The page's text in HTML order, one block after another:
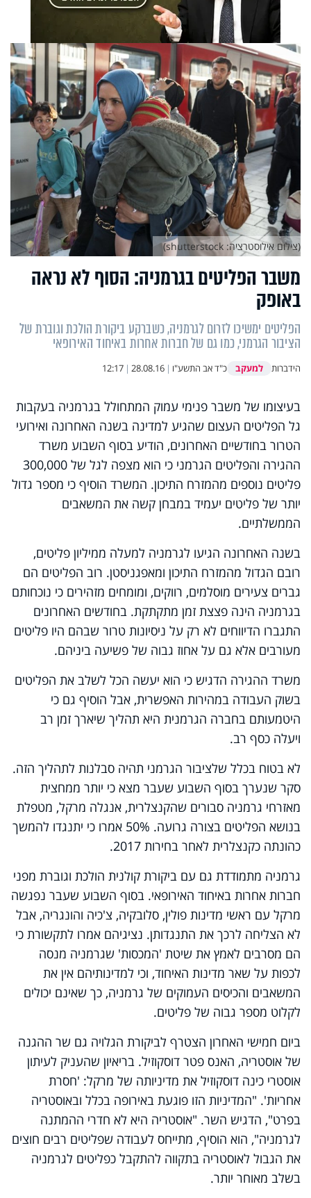
משבר הפליטים בגרמניה: הסוף לא נראה
באופק
הפליטים ימשיכו לזרום לגרמניה, כשברקע ביקורת הולכת וגוברת של
הציבור הגרמני, כמו גם של חברות אחרות באיחוד האירופאי
הידברות למעקב כ"ד אב התשע"ו |
28.08.16
|
12:17
(צילום אילוסטרציה: shutterstock)
בעיצומו של משבר פנימי עמוק המתחולל בגרמניה בעקבות
גל הפליטים העצום שהגיע למדינה בשנה האחרונה ואירועי
הטרור בחודשיים האחרונים, הודיע בסוף השבוע משרד
ההגירה והפליטים הגרמני כי הוא מצפה לגל של 300,000
פליטים נוספים מהמזרח התיכון. המשרד הוסיף כי מספר גדול
יותר של פליטים יעמיד במבחן קשה את המשאבים
הממשלתיים.
בשנה האחרונה הגיעו לגרמניה למעלה ממיליון פליטים,
רובם הגדול מהמזרח התיכון ומאפגניסטן. רוב הפליטים הם
גברים צעירים מוסלמים, רווקים, ומומחים מזהירים כי נוכחותם
בגרמניה הינה פצצת זמן מתקתקת. בחודשים האחרונים
התגברו הדיווחים לא רק על ניסיונות טרור שבהם היו פליטים
מעורבים אלא גם על אחוז גבוה של פשיעה ביניהם.
משרד ההגירה הדגיש כי הוא יעשה הכל לשלב את הפליטים
בשוק העבודה במהירות האפשרית, אבל הוסיף גם כי
היטמעותם בחברה הגרמנית היא תהליך שיארך זמן רב
ויעלה כסף רב.
לא בטוח בכלל שלציבור הגרמני תהיה סבלנות לתהליך הזה.
סקר שנערך בסוף השבוע שעבר מצא כי יותר ממחצית
מאזרחי גרמניה סבורים שהקנצלרית, אנגלה מרקל, מטפלת
בנושא הפליטים בצורה גרועה. 50% אמרו כי יתנגדו להמשך
כהונתה כקנצלרית לאחר בחירות 2017.
גרמניה מתמודדת גם עם ביקורת קולנית הולכת וגוברת מפני
חברות אחרות באיחוד האירופאי. בסוף השבוע שעבר נפגשה
מרקל עם ראשי מדינות פולין, סלובקיה, צ'כיה והונגריה, אבל
לא הצליחה לרכך את התנגדותן. נציגיהם אמרו לתקשורת כי
הם מסרבים לאמץ את שיטת 'המכסות' שגרמניה מנסה
לכפות על שאר מדינות האיחוד, וכי למדינותיהם אין את
המשאבים והכיסים העמוקים של גרמניה, כך שאינם יכולים
לקלוט מספר גבוה של פליטים.
ביום חמישי האחרון הצטרף לביקורת הגלויה גם שר ההגנה
של אוסטריה, האנס פטר דוסקוזיל. בריאיון שהעניק לעיתון
אוסטרי כינה דוסקוזיל את מדיניותה של מרקל: 'חסרת
אחריות'. "המדיניות הזו פוגעת באירופה בכלל ובאוסטריה
בפרט", הדגיש השר. "אוסטריה היא לא חדרי ההמתנה
לגרמניה", הוא הוסיף, מתייחס לעבודה שפליטים רבים חוצים
את הגבול לאוסטריה בתקווה להתקבל כפליטים לגרמניה
בשלב מאוחר יותר.